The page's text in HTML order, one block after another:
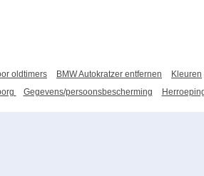
oldtimers BMW Autokratzer entfernen
Kleuren
Gegevens/persoonsbescherming